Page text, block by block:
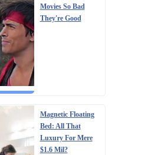
Movies So Bad
They're Good
Magnetic Floating
Bed: All That
Luxury For Mere
$1.6 Mil?